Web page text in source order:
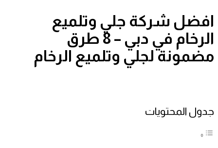
افضل شركة جلي وتلميع
الرخام في دبي – 8 طرق
مضمونة لجلي وتلميع الرخام
جدول المحتويات